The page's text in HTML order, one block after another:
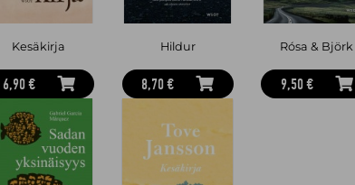
Kesäkirja
6,90 €
Hildur
8,70 €
Rósa & Björk
9,50 €